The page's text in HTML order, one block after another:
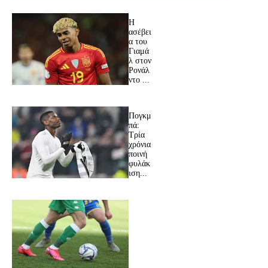
Η
ασέβει
α του
Γιαμά
λ στον
Ρονάλ
ντο ...
Πογκμ
πά:
Τρία
χρόνια
ποινή
φυλάκ
ιση...